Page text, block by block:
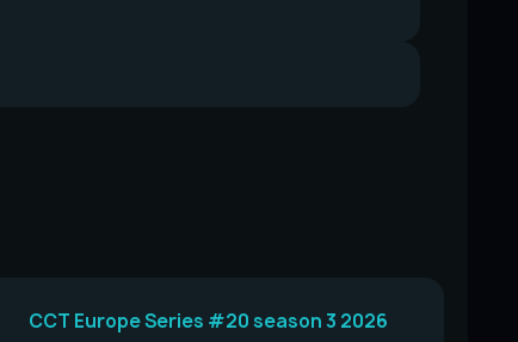
CCT Europe Series #20 season 3 2026